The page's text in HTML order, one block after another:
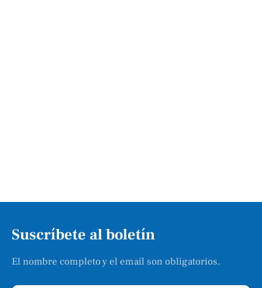
Suscríbete al boletín
El nombre completo y el email son obligatorios.